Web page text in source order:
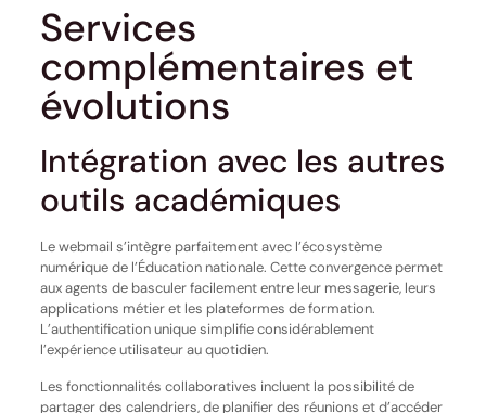
Services
complémentaires et
évolutions
Intégration avec les autres
outils académiques
Le webmail s’intègre parfaitement avec l’écosystème
numérique de l’Éducation nationale. Cette convergence permet
aux agents de basculer facilement entre leur messagerie, leurs
applications métier et les plateformes de formation.
L’authentification unique simplifie considérablement
l’expérience utilisateur au quotidien.
Les fonctionnalités collaboratives incluent la possibilité de
partager des calendriers, de planifier des réunions et d’accéder